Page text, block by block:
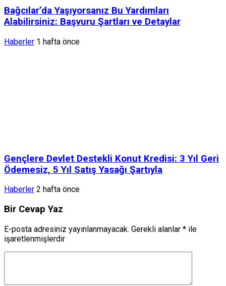
Bağcılar’da Yaşıyorsanız Bu Yardımları
Alabilirsiniz: Başvuru Şartları ve Detaylar
Haberler 1 hafta önce
Gençlere Devlet Destekli Konut Kredisi: 3 Yıl Geri
Ödemesiz, 5 Yıl Satış Yasağı Şartıyla
Haberler 2 hafta önce
Bir Cevap Yaz
E-posta adresiniz yayınlanmayacak. Gerekli alanlar * ile
işaretlenmişlerdir